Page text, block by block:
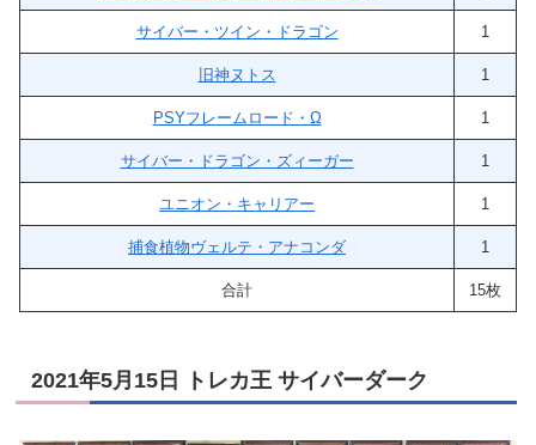
サイバー・ツイン・ドラゴン 1
旧神ヌトス 1
PSYフレームロード・Ω 1
サイバー・ドラゴン・ズィーガー 1
ユニオン・キャリアー 1
捕食植物ヴェルテ・アナコンダ 1
合計 15枚
2021年5月15日 トレカ王 サイバーダーク